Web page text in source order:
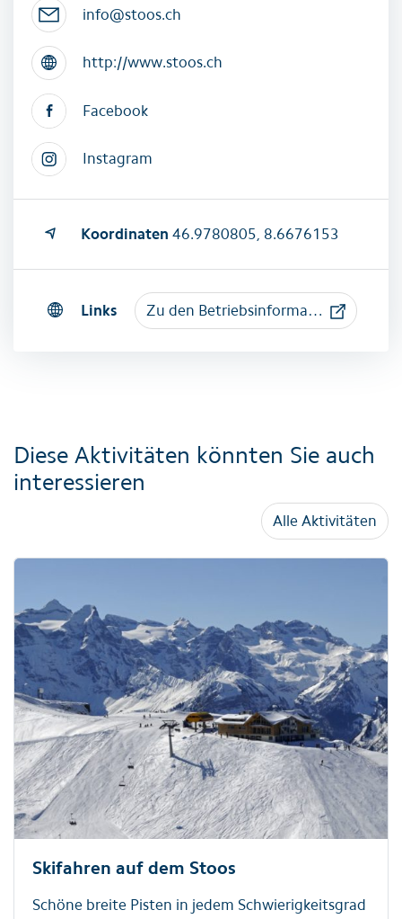
info@stoos.ch
http://www.stoos.ch
Facebook
Instagram
Koordinaten 46.9780805, 8.6676153
Links Zu den Betriebsinformationen
Diese Aktivitäten könnten Sie auch
interessieren
Alle Aktivitäten
Skifahren auf dem Stoos
Schöne breite Pisten in jedem Schwierigkeitsgrad